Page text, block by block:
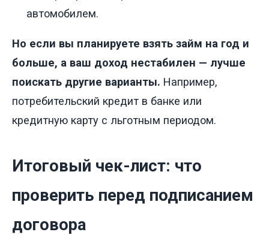
автомобилем.
Но если вы планируете взять займ на год и
больше, а ваш доход нестабилен — лучше
поискать другие варианты. Например,
потребительский кредит в банке или
кредитную карту с льготным периодом.
Итоговый чек-лист: что
проверить перед подписанием
договора